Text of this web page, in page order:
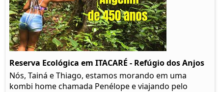
Reserva Ecológica em ITACARÉ - Refúgio dos Anjos
Nós, Tainá e Thiago, estamos morando em uma
kombi home chamada Penélope e viajando pelo